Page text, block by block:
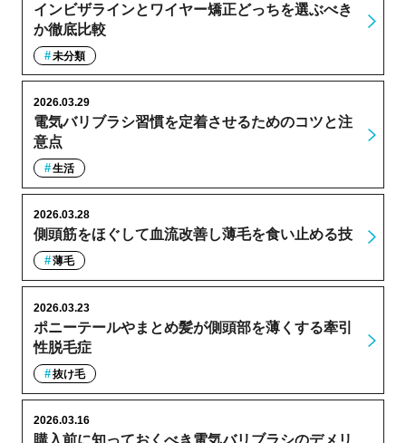
インビザラインとワイヤー矯正どっちを選ぶべき
か徹底比較
未分類
電気バリブラシ習慣を定着させるためのコツと注
意点
2026.03.29
生活
側頭筋をほぐして血流改善し薄毛を食い止める技
2026.03.28
薄毛
ポニーテールやまとめ髪が側頭部を薄くする牽引
性脱毛症
2026.03.23
抜け毛
購入前に知っておくべき電気バリブラシのデメリ
2026.03.16